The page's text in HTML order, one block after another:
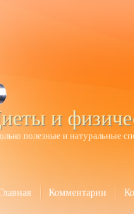
и
полезные и натуральные
Комментарии